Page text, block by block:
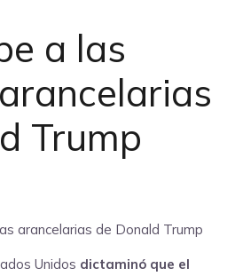
a las
Trump
Unidos dictaminó que el